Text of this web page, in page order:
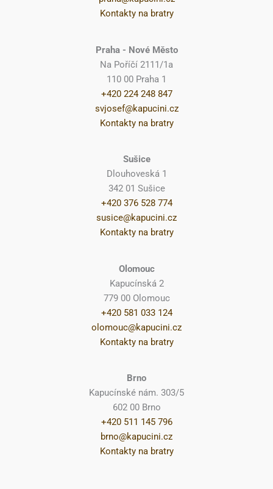
Kontakty na bratry
Praha - Nové Město
Na Poříčí 2111/1a
110 00 Praha 1
+420 224 248 847
svjosef@kapucini.cz
Kontakty na bratry
Sušice
Dlouhoveská 1
342 01 Sušice
+420 376 528 774
susice@kapucini.cz
Kontakty na bratry
Olomouc
Kapucínská 2
779 00 Olomouc
+420 581 033 124
olomouc@kapucini.cz
Kontakty na bratry
Brno
Kapucínské nám. 303/5
602 00 Brno
+420 511 145 796
brno@kapucini.cz
Kontakty na bratry